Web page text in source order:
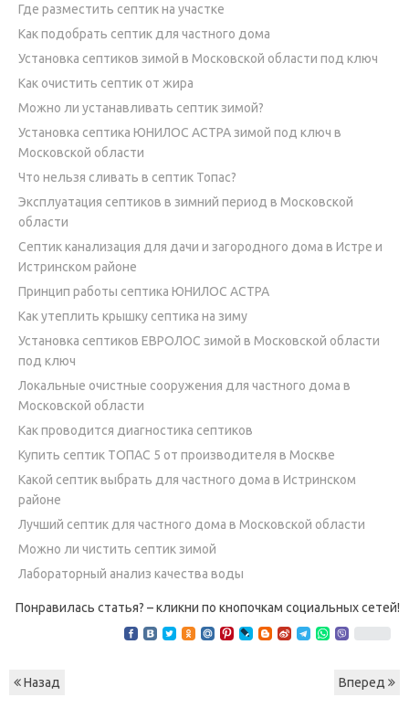
Где разместить септик на участке
Как подобрать септик для частного дома
Установка септиков зимой в Московской области под ключ
Как очистить септик от жира
Можно ли устанавливать септик зимой?
Установка септика ЮНИЛОС АСТРА зимой под ключ в
Московской области
Что нельзя сливать в септик Топас?
Эксплуатация септиков в зимний период в Московской
области
Септик канализация для дачи и загородного дома в Истре и
Истринском районе
Принцип работы септика ЮНИЛОС АСТРА
Как утеплить крышку септика на зиму
Установка септиков ЕВРОЛОС зимой в Московской области
под ключ
Локальные очистные сооружения для частного дома в
Московской области
Как проводится диагностика септиков
Купить септик ТОПАС 5 от производителя в Москве
Какой септик выбрать для частного дома в Истринском
районе
Лучший септик для частного дома в Московской области
Можно ли чистить септик зимой
Лабораторный анализ качества воды
Понравилась статья? – кликни по кнопочкам социальных сетей!
Назад Вперед